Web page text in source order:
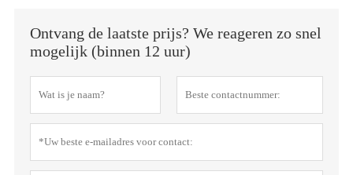
Ontvang de laatste prijs? We reageren zo snel
mogelijk (binnen 12 uur)